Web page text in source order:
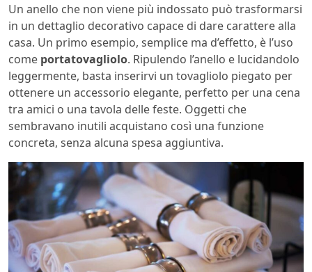
Un anello che non viene più indossato può trasformarsi
in un dettaglio decorativo capace di dare carattere alla
casa. Un primo esempio, semplice ma d’effetto, è l’uso
come portatovagliolo. Ripulendo l’anello e lucidandolo
leggermente, basta inserirvi un tovagliolo piegato per
ottenere un accessorio elegante, perfetto per una cena
tra amici o una tavola delle feste. Oggetti che
sembravano inutili acquistano così una funzione
concreta, senza alcuna spesa aggiuntiva.